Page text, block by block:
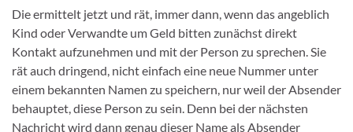
Die ermittelt jetzt und rät, immer dann, wenn das angeblich
Kind oder Verwandte um Geld bitten zunächst direkt
Kontakt aufzunehmen und mit der Person zu sprechen. Sie
rät auch dringend, nicht einfach eine neue Nummer unter
einem bekannten Namen zu speichern, nur weil der Absender
behauptet, diese Person zu sein. Denn bei der nächsten
Nachricht wird dann genau dieser Name als Absender